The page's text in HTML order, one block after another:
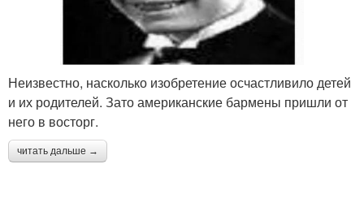
Неизвестно, насколько изобретение осчастливило детей
и их родителей. Зато американские бармены пришли от
него в восторг.
читать дальше →